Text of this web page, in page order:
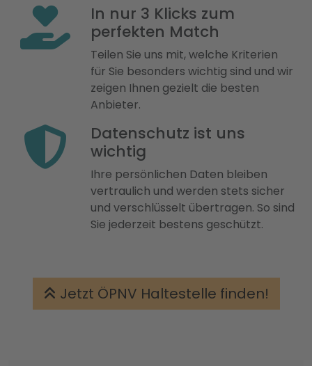
In nur 3 Klicks zum
perfekten Match
Teilen Sie uns mit, welche Kriterien
für Sie besonders wichtig sind und wir
zeigen Ihnen gezielt die besten
Anbieter.
Datenschutz ist uns
wichtig
Ihre persönlichen Daten bleiben
vertraulich und werden stets sicher
und verschlüsselt übertragen. So sind
Sie jederzeit bestens geschützt.
Jetzt ÖPNV Haltestelle finden!